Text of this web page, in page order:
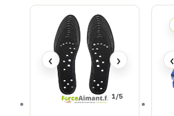
‹ ›
1/5
‹